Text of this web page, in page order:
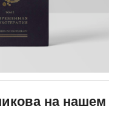
на нашем